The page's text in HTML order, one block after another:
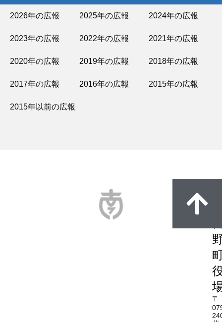
2026年の広報 2025年の広報 2024年の広報
2023年の広報 2022年の広報 2021年の広報
2020年の広報 2019年の広報 2018年の広報
2017年の広報 2016年の広報 2015年の広報
2015年以前の広報
〒